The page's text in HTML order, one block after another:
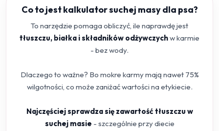
Co to jest kalkulator suchej masy dla psa?
To narzędzie pomaga obliczyć, ile naprawdę jest
tłuszczu, białka i składników odżywczychw karmie
- bez wody.
Dlaczego to ważne? Bo mokre karmy mają nawet 75%
wilgotności, co może zaniżać wartości na etykiecie.
Najczęściej sprawdza się zawartość tłuszczu w
suchej masie - szczególnie przy diecie